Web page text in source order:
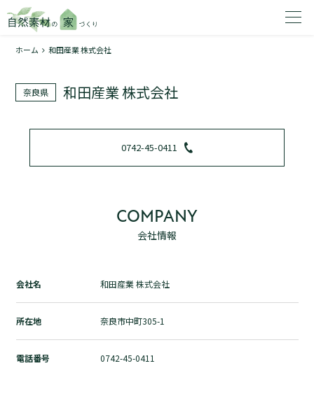
1
トップページ
加盟店検索
自然素材の家づくりとは？
ホーム 和田産業 株式会社
奈良県 和田産業 株式会社
0742-45-0411
COMPANY
会社情報
会社名 和田産業 株式会社
所在地 奈良市中町305-1
電話番号 0742-45-0411